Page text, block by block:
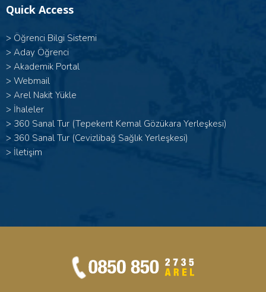
Quick Access
> Öğrenci Bilgi Sistemi
> Aday Öğrenci
> Akademik Portal
> Webmail
> Arel Nakit Yükle
> İhaleler
> 360 Sanal Tur (Tepekent Kemal Gözükara Yerleşkesi)
> 360 Sanal Tur (Cevizlibağ Sağlık Yerleşkesi)
> İletişim